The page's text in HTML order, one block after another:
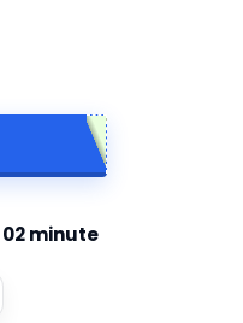
02 minute